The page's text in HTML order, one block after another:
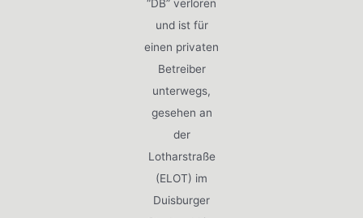
“DB” verloren
und ist für
einen privaten
Betreiber
unterwegs,
gesehen an
der
Lotharstraße
(ELOT) im
Duisburger